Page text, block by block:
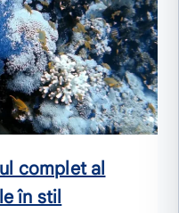
complet al
în stil